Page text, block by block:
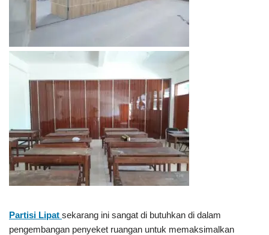
Partisi Lipat sekarang ini sangat di butuhkan di dalam
pengembangan penyeket ruangan untuk memaksimalkan